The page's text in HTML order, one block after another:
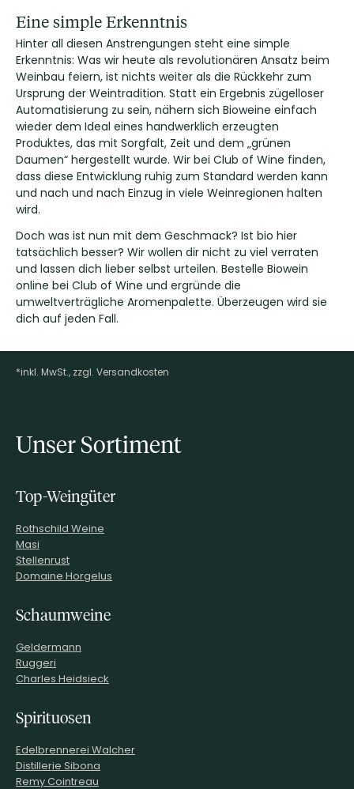
Eine simple Erkenntnis
Hinter all diesen Anstrengungen steht eine simple
Erkenntnis: Was wir heute als revolutionären Ansatz beim
Weinbau feiern, ist nichts weiter als die Rückkehr zum
Ursprung der Weintradition. Statt ein Ergebnis zügelloser
Automatisierung zu sein, nähern sich Bioweine einfach
wieder dem Ideal eines handwerklich erzeugten
Produktes, das mit Sorgfalt, Zeit und dem „grünen
Daumen“ hergestellt wurde. Wir bei Club of Wine finden,
dass diese Entwicklung ruhig zum Standard werden kann
und nach und nach Einzug in viele Weinregionen halten
wird.
Doch was ist nun mit dem Geschmack? Ist bio hier
tatsächlich besser? Wir wollen dir nicht zu viel verraten
und lassen dich lieber selbst urteilen. Bestelle Biowein
online bei Club of Wine und ergründe die
umweltverträgliche Aromenpalette. Überzeugen wird sie
dich auf jeden Fall.
Footer-Menü
*inkl. MwSt., zzgl. Versandkosten
Unser Sortiment
Top-Weingüter
Rothschild Weine
Masi
Stellenrust
Domaine Horgelus
Schaumweine
Geldermann
Ruggeri
Charles Heidsieck
Spirituosen
Edelbrennerei Walcher
Distillerie Sibona
Remy Cointreau